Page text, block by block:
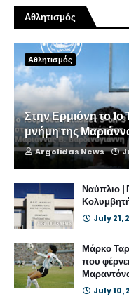
Αθλητισμός
Αθλητισμός
Στην Ερμιόνη το
μνήμη της
Argolidas News
Ναύπλιο |
July 21,
Μάρκο
που
July 10,